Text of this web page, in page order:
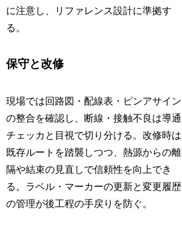
に注意し、リファレンス設計に準拠す
る。
保守と改修
現場では回路図・配線表・ピンアサイン
の整合を確認し、断線・接触不良は導通
チェッカと目視で切り分ける。改修時は
既存ルートを踏襲しつつ、熱源からの離
隔や結束の見直しで信頼性を向上でき
る。ラベル・マーカーの更新と変更履歴
の管理が後工程の手戻りを防ぐ。